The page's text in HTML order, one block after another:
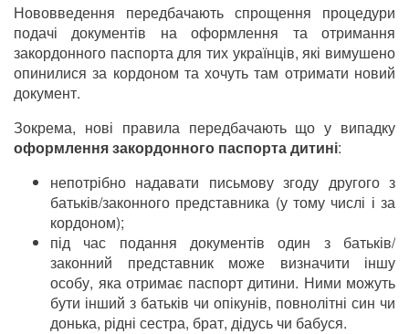
Нововведення передбачають спрощення процедури
подачі документів на оформлення та отримання
закордонного паспорта для тих українців, які вимушено
опинилися за кордоном та хочуть там отримати новий
документ.
Зокрема, нові правила передбачають що у випадку
оформлення закордонного паспорта дитині:
непотрібно надавати письмову згоду другого з
батьків/законного представника (у тому числі і за
кордоном);
під час подання документів один з батьків/
законний представник може визначити іншу
особу, яка отримає паспорт дитини. Ними можуть
бути інший з батьків чи опікунів, повнолітні син чи
донька, рідні сестра, брат, дідусь чи бабуся.